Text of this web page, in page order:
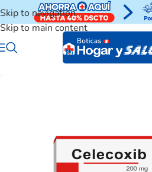
Skip to navigation
Skip to main content